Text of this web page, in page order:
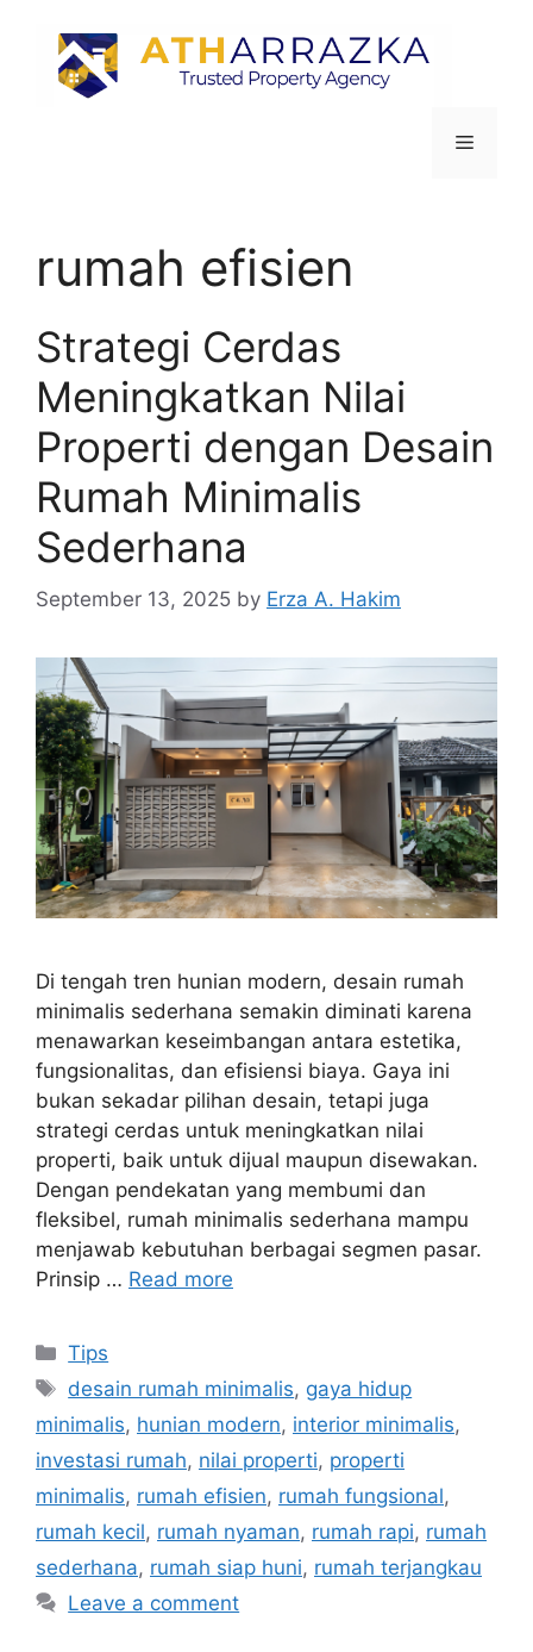
rumah efisien
Strategi Cerdas
Meningkatkan Nilai
Properti dengan Desain
Rumah Minimalis
Sederhana
September 13, 2025 by Erza A. Hakim
Di tengah tren hunian modern, desain rumah
minimalis sederhana semakin diminati karena
menawarkan keseimbangan antara estetika,
fungsionalitas, dan efisiensi biaya. Gaya ini
bukan sekadar pilihan desain, tetapi juga
strategi cerdas untuk meningkatkan nilai
properti, baik untuk dijual maupun disewakan.
Dengan pendekatan yang membumi dan
fleksibel, rumah minimalis sederhana mampu
menjawab kebutuhan berbagai segmen pasar.
Prinsip … Read more
Tips
desain rumah minimalis, gaya hidup
minimalis, hunian modern, interior minimalis,
investasi rumah, nilai properti, properti
minimalis, rumah efisien, rumah fungsional,
rumah kecil, rumah nyaman, rumah rapi, rumah
sederhana, rumah siap huni, rumah terjangkau
Leave a comment